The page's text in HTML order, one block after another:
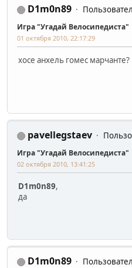
D1m0n89
Игра "Угадай Велосипедиста"
01 октября 2010, 22:17:29
хосе анхель гомес марчанте?
pavellegstaev
Игра "Угадай Велосипедиста"
02 октября 2010, 13:41:25
D1m0n89,
да
D1m0n89